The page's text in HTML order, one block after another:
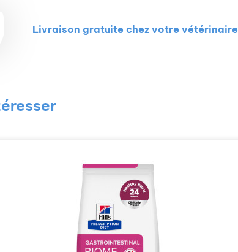
Livraison gratuite chez votre vétérinaire